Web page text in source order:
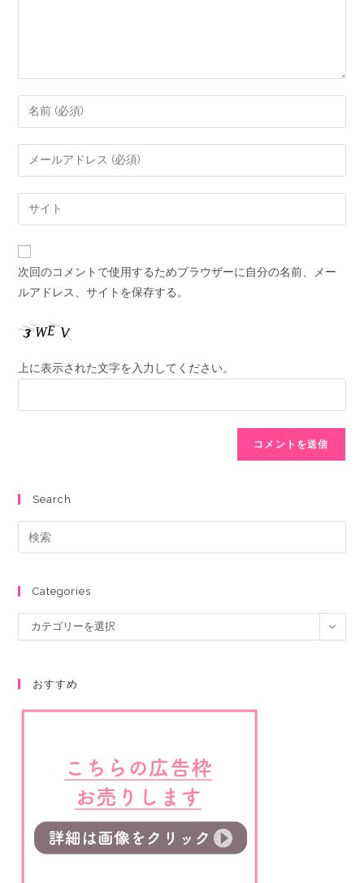
次回のコメントで使用するためブラウザーに自分の名前、メー
ルアドレス、サイトを保存する。
上に表示された文字を入力してください。
Search
Categories
カテゴリーを選択
おすすめ